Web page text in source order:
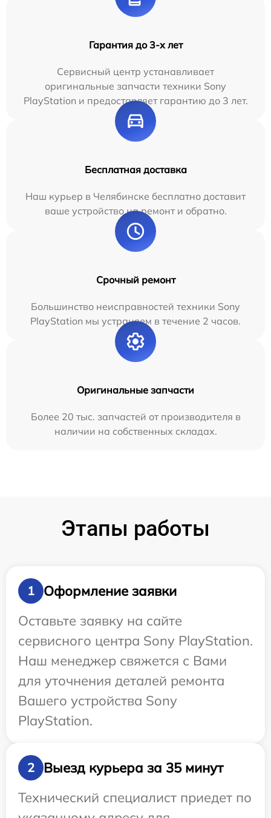
Гарантия до 3-х лет
Сервисный центр устанавливает
оригинальные запчасти техники Sony
PlayStation и предоставляет гарантию до 3 лет.
Бесплатная доставка
Наш курьер в Челябинске бесплатно доставит
ваше устройство на ремонт и обратно.
Срочный ремонт
Большинство неисправностей техники Sony
PlayStation мы устраняем в течение 2 часов.
Оригинальные запчасти
Более 20 тыс. запчастей от производителя в
наличии на собственных складах.
Этапы работы
1
Оформление заявки
Оставьте заявку на сайте
сервисного центра Sony PlayStation.
Наш менеджер свяжется с Вами
для уточнения деталей ремонта
Вашего устройства Sony
PlayStation.
2
Выезд курьера за 35 минут
Технический специалист приедет по